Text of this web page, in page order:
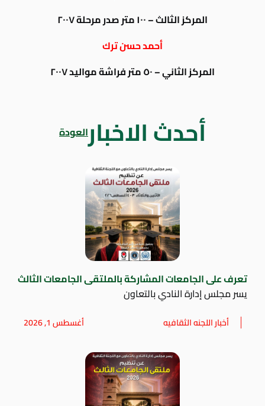
المركز الثالث – ١٠٠ متر صدر مرحلة ٢٠٠٧
أحمد حسن ترك
المركز الثاني – ٥٠ متر فراشة مواليد ٢٠٠٧
أحدث الاخبارالعودة
تعرف على الجامعات المشاركة بالملتقى الجامعات الثالث
يسر مجلس إدارة النادي بالتعاون
أخبار اللجنه الثقافيه أغسطس 1, 2026